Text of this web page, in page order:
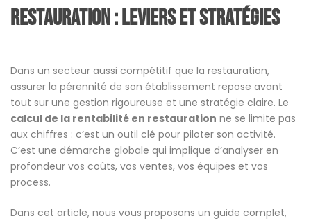
restauration : leviers et stratégies
Dans un secteur aussi compétitif que la restauration,
assurer la pérennité de son établissement repose avant
tout sur une gestion rigoureuse et une stratégie claire. Le
calcul de la rentabilité en restauration ne se limite pas
aux chiffres : c’est un outil clé pour piloter son activité.
C’est une démarche globale qui implique d’analyser en
profondeur vos coûts, vos ventes, vos équipes et vos
process.
Dans cet article, nous vous proposons un guide complet,